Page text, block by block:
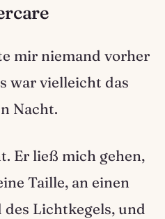
mir niemand vorher
war vielleicht das
Nacht.
Er ließ mich gehen,
Taille, an einen
des Lichtkegels, und